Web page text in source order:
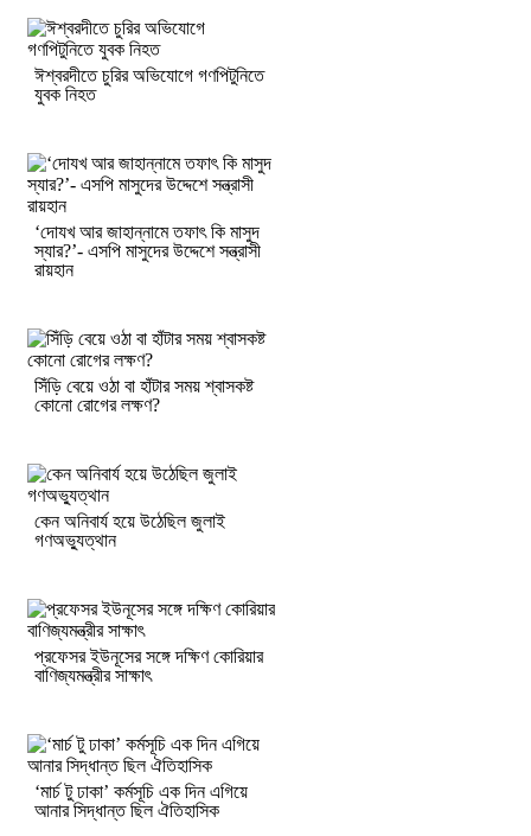
ঈশ্বরদীতে চুরির অভিযোগে গণপিটুনিতে
যুবক নিহত
‘দোযখ আর জাহান্নামে তফাৎ কি মাসুদ
স্যার?’- এসপি মাসুদের উদ্দেশে সন্ত্রাসী
রায়হান
সিঁড়ি বেয়ে ওঠা বা হাঁটার সময় শ্বাসকষ্ট
কোনো রোগের লক্ষণ?
কেন অনিবার্য হয়ে উঠেছিল জুলাই
গণঅভ্যুত্থান
প্রফেসর ইউনূসের সঙ্গে দক্ষিণ কোরিয়ার
বাণিজ্যমন্ত্রীর সাক্ষাৎ
‘মার্চ টু ঢাকা’ কর্মসূচি এক দিন এগিয়ে
আনার সিদ্ধান্ত ছিল ঐতিহাসিক